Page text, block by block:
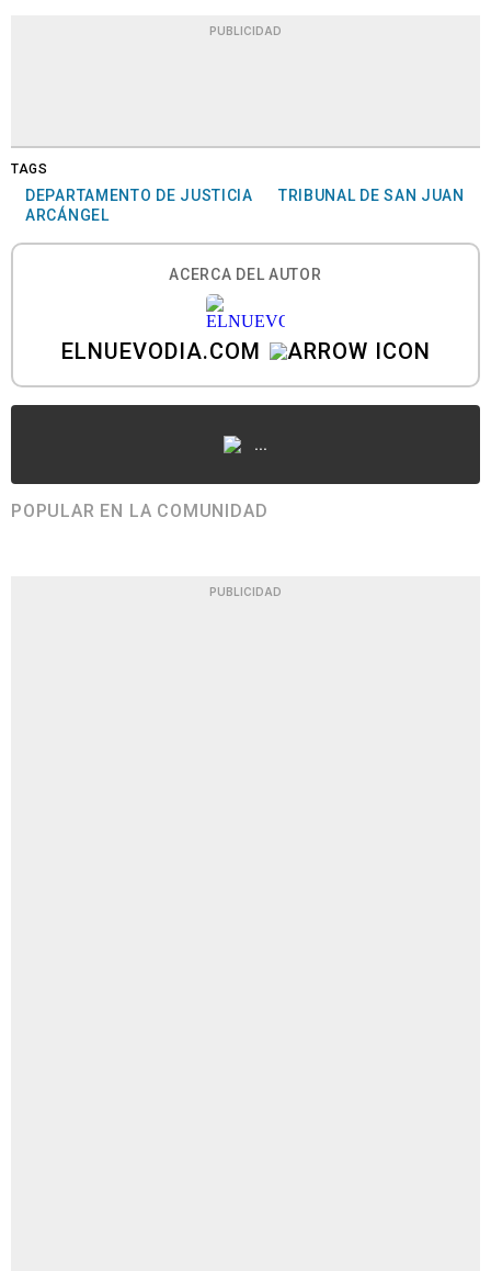
PUBLICIDAD
TAGS
DEPARTAMENTO DE JUSTICIA
TRIBUNAL DE SAN JUAN
ARCÁNGEL
ACERCA DEL AUTOR
ELNUEVODIA.COM
...
POPULAR EN LA COMUNIDAD
PUBLICIDAD